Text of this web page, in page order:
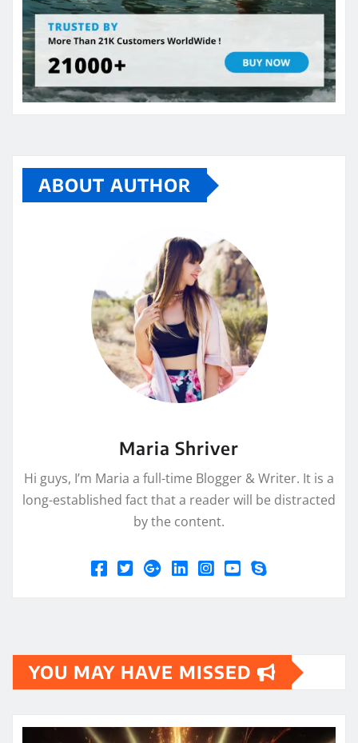
ABOUT AUTHOR
Maria Shriver
Hi guys, I’m Maria a full-time Blogger & Writer. It is a
long-established fact that a reader will be distracted
by the content.
YOU MAY HAVE MISSED